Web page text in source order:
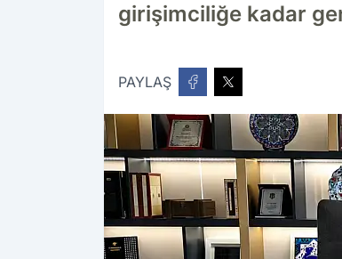
girişimciliğe kadar
PAYLAŞ